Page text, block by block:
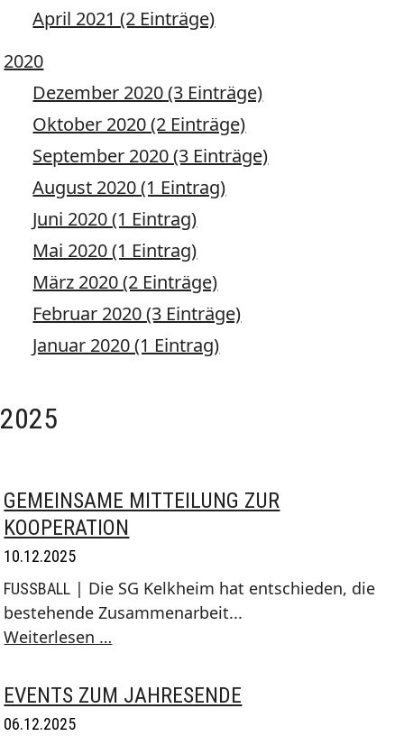
April 2021 (2 Einträge)
2020
Dezember 2020 (3 Einträge)
Oktober 2020 (2 Einträge)
September 2020 (3 Einträge)
August 2020 (1 Eintrag)
Juni 2020 (1 Eintrag)
Mai 2020 (1 Eintrag)
März 2020 (2 Einträge)
Februar 2020 (3 Einträge)
Januar 2020 (1 Eintrag)
2025
GEMEINSAME MITTEILUNG ZUR
KOOPERATION
10.12.2025
FUSSBALL
| Die SG Kelkheim hat entschieden, die
bestehende Zusammenarbeit...
Weiterlesen …
zur
Kooperation
EVENTS ZUM JAHRESENDE
06.12.2025